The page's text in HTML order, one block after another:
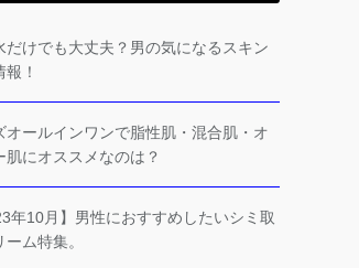
だけでも大丈夫？男の気になるスキン
！
オールインワンで脂性肌・混合肌・オ
肌にオススメなのは？
年10月】男性におすすめしたいシミ取
ーム特集。